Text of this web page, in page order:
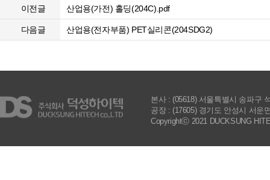
이전글 산업용(가전) 홀딩(204C).pdf
다음글 산업용(전자부품) PET실리콘(204SDG2)
본사 : (05618) 서울특별시 송파구
공장 : (17605) 경기도 안성시 서운
Copyrightⓒ 2021 DUCKSUNG